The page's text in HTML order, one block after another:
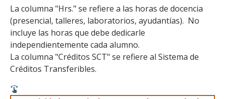
La columna "Hrs." se refiere a las horas de docencia
(presencial, talleres, laboratorios, ayudantías). No
incluye las horas que debe dedicarle
independientemente cada alumno.
La columna "Créditos SCT" se refiere al Sistema de
Créditos Transferibles.